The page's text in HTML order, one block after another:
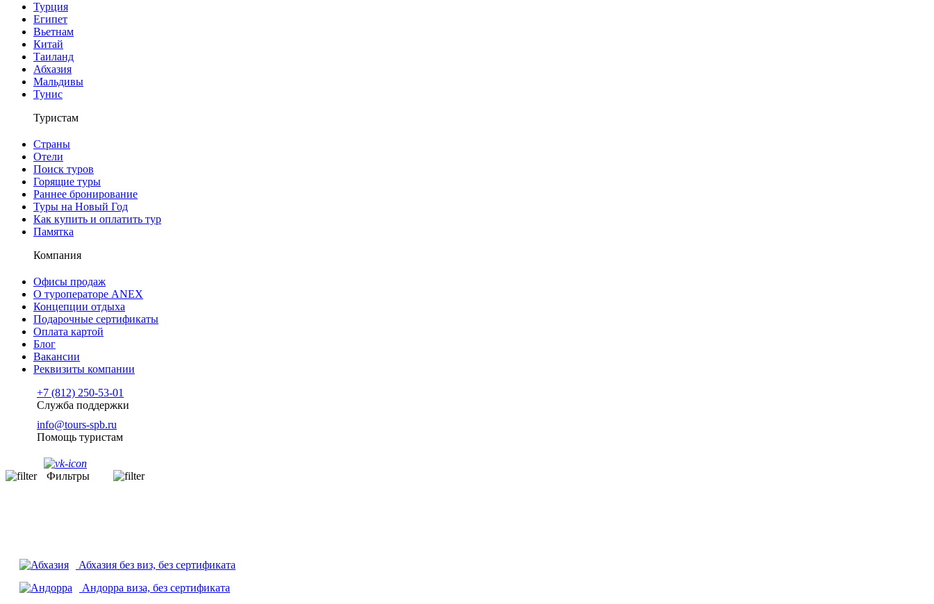
Турция
Египет
Вьетнам
Китай
Таиланд
Абхазия
Мальдивы
Тунис
Туристам
Страны
Отели
Поиск туров
Горящие туры
Раннее бронирование
Туры на Новый Год
Как купить и оплатить тур
Памятка
Компания
Офисы продаж
О туроператоре ANEX
Концепции отдыха
Подарочные сертификаты
Оплата картой
Блог
Вакансии
Реквизиты компании
+7 (812) 250-53-01
Служба поддержки
info@tours-spb.ru
Помощь туристам
Фильтры
Абхазия без виз, без сертификата
Андорра виза, без сертификата